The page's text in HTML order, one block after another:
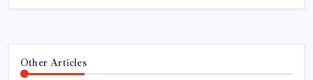
Other Articles